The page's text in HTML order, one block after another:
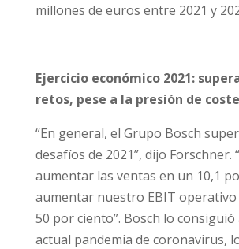
millones de euros entre 2021 y
Ejercicio económico 2021:
retos, pese a la presión de
“En general, el Grupo Bosch
desafíos de 2021”, dijo Forschner.
aumentar las ventas en un 10,1
aumentar nuestro EBIT operativo
50 por ciento”. Bosch lo consiguió
actual pandemia de coronavirus,